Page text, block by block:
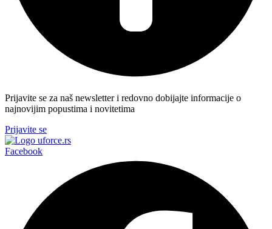
Prijavite se za naš newsletter i redovno dobijajte informacije o
najnovijim popustima i novitetima
Prijavite se
Facebook